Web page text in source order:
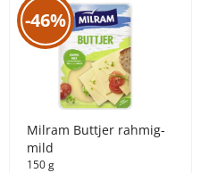
-46%
Milram Buttjer rahmig-
mild
150 g